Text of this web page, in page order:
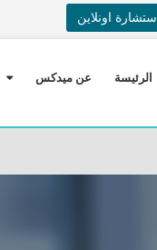
استشارة اونلاين
الرئيسة عن ميدكس